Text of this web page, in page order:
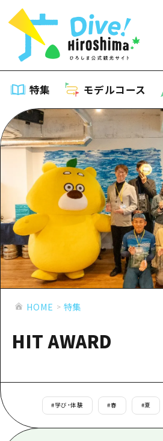
特集 モデルコース
特集
特集一覧
おすすめ
アート
イベント・祭り
グルメ・酒
サイクリング
ショッピング
スポーツ
世界遺産
学び・体験
モデルコース
モデルコース一
Dive!
広島もしもトラ
あたらしい非日
備後
芸北
宮島周辺
スポット・体験
スポット・体験
広島市周辺
安芸
備後
備北
宮島周辺
山口県東部
愛媛県
イベント
旬情報
お役立ち情報
お役立ち情報一覧
施設の混雑状況
HOME
新着情報
お問い合わせ
HOME 特集
HIT AWARD
#学び・体験 #春 #夏